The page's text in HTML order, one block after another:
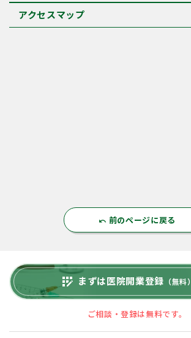
アクセスマップ
undo 前のページに戻る
app_registration まずは医院開業登録 （無料）
ご相談・登録は無料です。